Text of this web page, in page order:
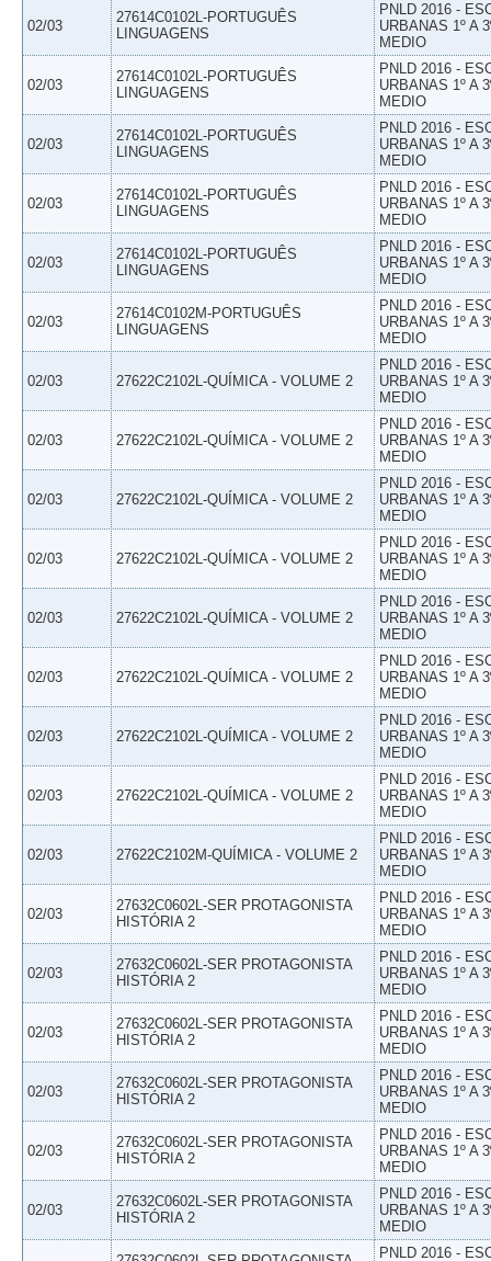
02/03
27614C0102L-PORTUGUÊS
LINGUAGENS
PNLD 2016 -
URBANAS 1º A
MEDIO
02/03
27614C0102L-PORTUGUÊS
LINGUAGENS
PNLD 2016 -
URBANAS 1º A
MEDIO
02/03
27614C0102L-PORTUGUÊS
LINGUAGENS
PNLD 2016 -
URBANAS 1º A
MEDIO
02/03
27614C0102L-PORTUGUÊS
LINGUAGENS
PNLD 2016 -
URBANAS 1º A
MEDIO
02/03
27614C0102L-PORTUGUÊS
LINGUAGENS
PNLD 2016 -
URBANAS 1º A
MEDIO
02/03
27614C0102M-PORTUGUÊS
LINGUAGENS
PNLD 2016 -
URBANAS 1º A
MEDIO
02/03 27622C2102L-QUÍMICA - VOLUME 2
PNLD 2016 -
URBANAS 1º A
MEDIO
02/03 27622C2102L-QUÍMICA - VOLUME 2
PNLD 2016 -
URBANAS 1º A
MEDIO
02/03 27622C2102L-QUÍMICA - VOLUME 2
PNLD 2016 -
URBANAS 1º A
MEDIO
02/03 27622C2102L-QUÍMICA - VOLUME 2
PNLD 2016 -
URBANAS 1º A
MEDIO
02/03 27622C2102L-QUÍMICA - VOLUME 2
PNLD 2016 -
URBANAS 1º A
MEDIO
02/03 27622C2102L-QUÍMICA - VOLUME 2
PNLD 2016 -
URBANAS 1º A
MEDIO
02/03 27622C2102L-QUÍMICA - VOLUME 2
PNLD 2016 -
URBANAS 1º A
MEDIO
02/03 27622C2102L-QUÍMICA - VOLUME 2
PNLD 2016 -
URBANAS 1º A
MEDIO
02/03 27622C2102M-QUÍMICA - VOLUME 2
PNLD 2016 -
URBANAS 1º A
MEDIO
02/03
27632C0602L-SER PROTAGONISTA
HISTÓRIA 2
PNLD 2016 -
URBANAS 1º A
MEDIO
02/03
27632C0602L-SER PROTAGONISTA
HISTÓRIA 2
PNLD 2016 -
URBANAS 1º A
MEDIO
02/03
27632C0602L-SER PROTAGONISTA
HISTÓRIA 2
PNLD 2016 -
URBANAS 1º A
MEDIO
02/03
27632C0602L-SER PROTAGONISTA
HISTÓRIA 2
PNLD 2016 -
URBANAS 1º A
MEDIO
02/03
27632C0602L-SER PROTAGONISTA
HISTÓRIA 2
PNLD 2016 -
URBANAS 1º A
MEDIO
02/03
27632C0602L-SER PROTAGONISTA
HISTÓRIA 2
PNLD 2016 -
URBANAS 1º A
MEDIO
PNLD 2016 -